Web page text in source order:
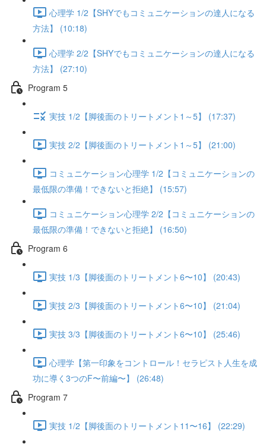
心理学 1/2【SHYでもコミュニケーションの達人になる
方法】 (10:18)
心理学 2/2【SHYでもコミュニケーションの達人になる
方法】 (27:10)
Program 5
実技 1/2【脚後面のトリートメント1～5】 (17:37)
実技 2/2【脚後面のトリートメント1～5】 (21:00)
コミュニケーション心理学 1/2【コミュニケーションの
最低限の準備！できないと拒絶】 (15:57)
コミュニケーション心理学 2/2【コミュニケーションの
最低限の準備！できないと拒絶】 (16:50)
Program 6
実技 1/3【脚後面のトリートメント6〜10】 (20:43)
実技 2/3【脚後面のトリートメント6〜10】 (21:04)
実技 3/3【脚後面のトリートメント6〜10】 (25:46)
心理学【第一印象をコントロール！セラピスト人生を成
功に導く3つのF〜前編〜】 (26:48)
Program 7
実技 1/2【脚後面のトリートメント11〜16】 (22:29)